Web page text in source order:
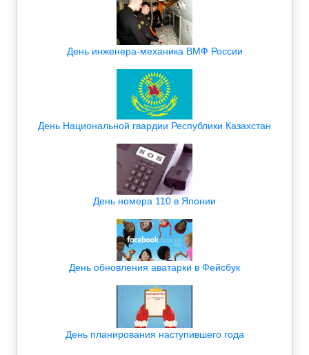
День инженера-механика ВМФ России
День Национальной гвардии Республики Казахстан
День номера 110 в Японии
День обновления аватарки в Фейсбук
День планирования наступившего года